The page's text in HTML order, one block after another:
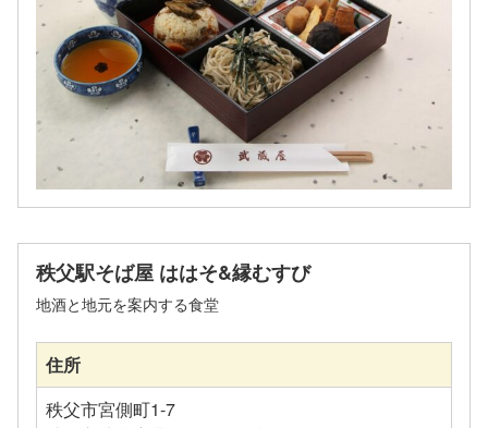
秩父駅そば屋 ははそ&縁むすび
地酒と地元を案内する食堂
住所
秩父市宮側町1-7